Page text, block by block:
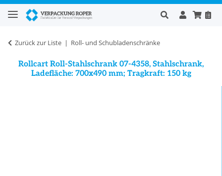
Zurück zur Liste Roll- und Schubladenschränke
Rollcart Roll-Stahlschrank 07-4358, Stahlschrank,
Ladefläche: 700x490 mm; Tragkraft: 150 kg